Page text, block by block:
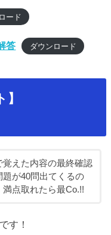
ード
答 ダウンロード
覚えた内容の最終確認
が40問出てくるの
点取れたら最Co.!!
す！